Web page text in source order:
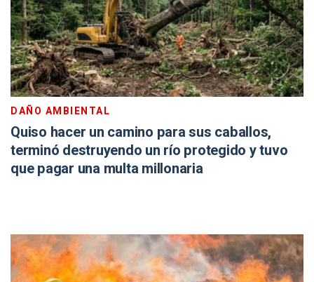
DAÑO AMBIENTAL
Quiso hacer un camino para sus caballos,
terminó destruyendo un río protegido y tuvo
que pagar una multa millonaria